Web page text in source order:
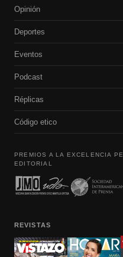
Opinión
Deportes
Eventos
Podcast
Réplicas
Código etico
PREMIOS A LA EXCELENCIA
EDITORIAL
REVISTAS